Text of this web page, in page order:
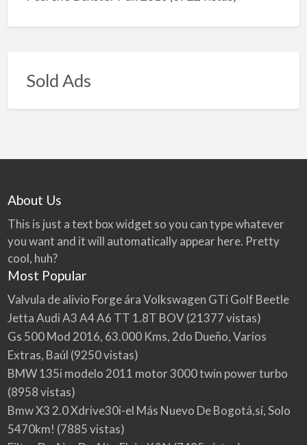
Sold Ads
About Us
This is just a text box widget so you can type whatever
you want and it will automatically appear here. Pretty
cool, huh?
Most Popular
Valvula de alivio Forge ára Volkswagen GTi Golf Beetle
Jetta Audi A3 A4 A6 TT 1.8T BOV(21377 vistas)
Gs 500 Mod 2016, 63.000 Kms, 2do Dueño, Varios
Extras, Baúl (9250 vistas)
BMW 135i modelo 2011 motor 3000 twin power turbo
(8958 vistas)
Bmw X3 2.0 Xdrive30i-el Más Nuevo De Bogotá,sí, Solo
5470km! (7885 vistas)